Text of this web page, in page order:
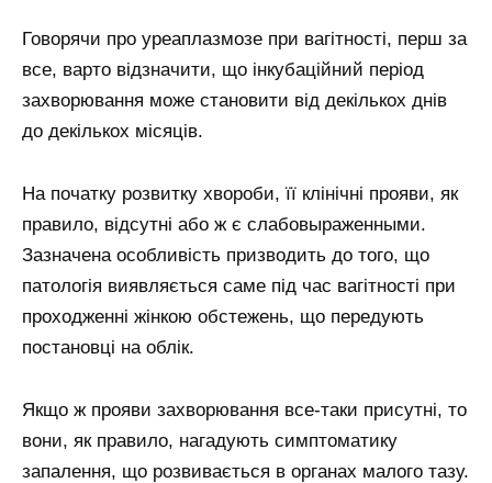
Говорячи про уреаплазмозе при вагітності, перш за
все, варто відзначити, що інкубаційний період
захворювання може становити від декількох днів
до декількох місяців.
На початку розвитку хвороби, її клінічні прояви, як
правило, відсутні або ж є слабовыраженными.
Зазначена особливість призводить до того, що
патологія виявляється саме під час вагітності при
проходженні жінкою обстежень, що передують
постановці на облік.
Якщо ж прояви захворювання все-таки присутні, то
вони, як правило, нагадують симптоматику
запалення, що розвивається в органах малого тазу.